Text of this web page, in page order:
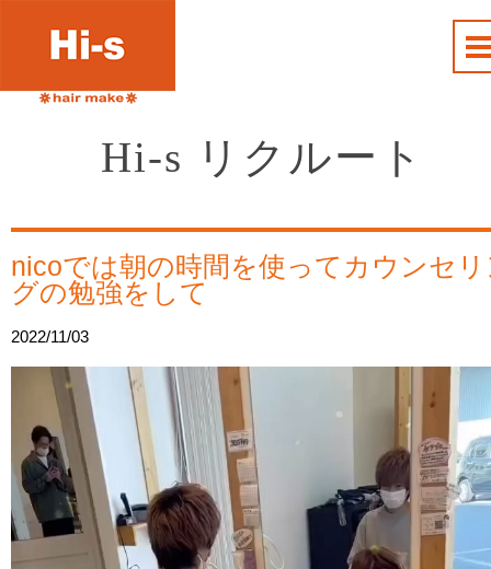
Hi-s リクルート
nicoでは朝の時間を使ってカウンセ
グの勉強をして
2022/11/03
プ
レ